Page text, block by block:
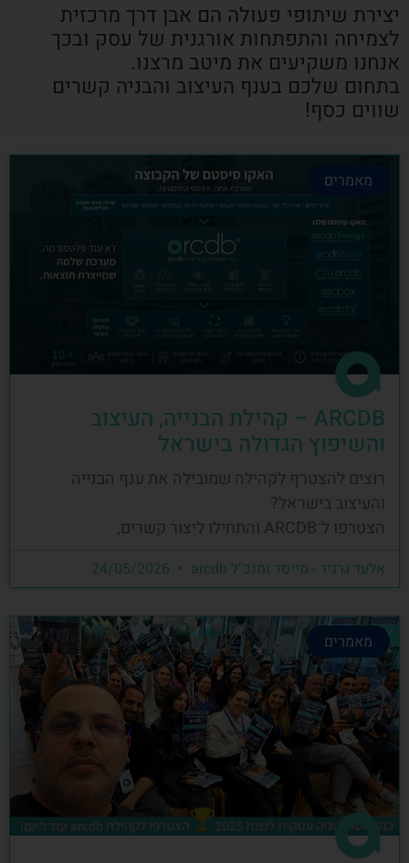
יצירת שיתופי פעולה הם אבן דרך מרכזית
לצמיחה והתפתחות אורגנית של עסק ובכך
אנחנו משקיעים את מיטב מרצנו.
בתחום שלכם בענף העיצוב והבניה קשרים
שווים כסף!
מאמרים
ARCDB – קהילת הבנייה, העיצוב
והשיפוץ הגדולה בישראל
רוצים להצטרף לקהילה שמובילה את ענף הבנייה
והעיצוב בישראל?
הצטרפו ל־ARCDB והתחילו ליצור קשרים,
אלעד גרגיר - מייסד ומנכ"ל arcdb
מאמרים